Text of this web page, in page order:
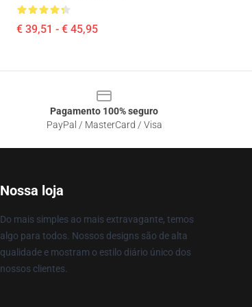
€ 39,51 - € 45,95
Pagamento 100% seguro
PayPal / MasterCard / Visa
Nossa loja
Do mais simples ao mais extravagante, temos
algo para todos. Nossos designs são de alta
qualidade e mostram o estilo diário único dos
nossos clientes.